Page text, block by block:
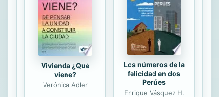
connections.
Vivienda ¿Qué
viene?
Verónica Adler
Los números de la
felicidad en dos
Perúes
Enrique Vásquez H.